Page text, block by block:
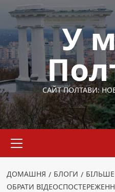
Перейти
вмісту
У
САЙТ ПОЛТАВИ:
меню
ДОМАШНЯ БЛОГИ
ОБРАТИ